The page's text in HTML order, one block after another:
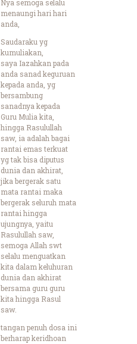
Nya semoga selalu
menaungi hari hari
anda,
Saudaraku yg
kumuliakan,
saya Iazahkan pada
anda sanad keguruan
kepada anda, yg
bersambung
sanadnya kepada
Guru Mulia kita,
hingga Rasulullah
saw, ia adalah bagai
rantai emas terkuat
yg tak bisa diputus
dunia dan akhirat,
jika bergerak satu
mata rantai maka
bergerak seluruh mata
rantai hingga
ujungnya, yaitu
Rasulullah saw,
semoga Allah swt
selalu menguatkan
kita dalam keluhuran
dunia dan akhirat
bersama guru guru
kita hingga Rasul
saw.
tangan penuh dosa ini
berharap keridhoan